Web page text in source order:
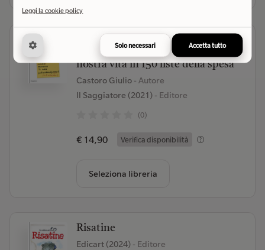
Prosecco, pannolini e pappa per il
gatto. Piccole grandi storie della
nostra vita in 150 liste della spesa
Castoro Giulio - Autore
Il Saggiatore (2021)- Editore
(0)
€ 14,90 Verifica disponibilità
Seleziona libreria
Risatine
Edicart (2024)- Editore
Leggi la cookie policy
Solo necessari Accetta tutto